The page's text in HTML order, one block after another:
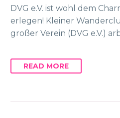
DVG e.V. ist wohl dem
erlegen! Kleiner
großer Verein (DVG e.V.)
READ MORE